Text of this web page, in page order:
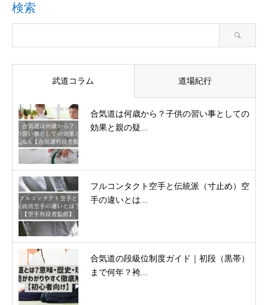
検索
武道コラム 道場紀行
合気道は何歳から？子供の習い事としての
効果と親の疑...
フルコンタクト空手と伝統派（寸止め）空
手の違いとは...
合気道の段級位制度ガイド｜初段（黒帯）
まで何年？袴...